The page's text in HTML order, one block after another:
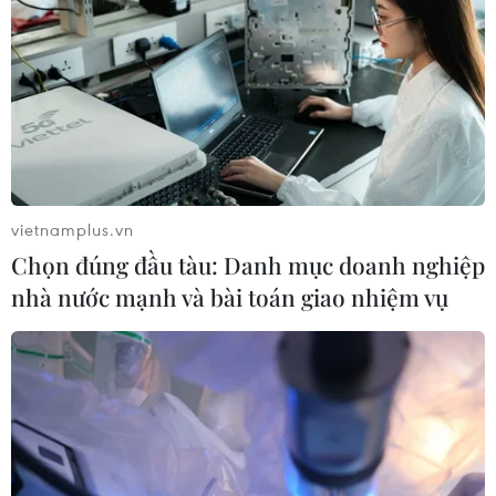
tẩy tế bào chết tự chế
13/03/2026 01:14
Pro-retinol - lựa chọn lý tưởng cho
da nhạy cảm, người mới dùng retinol
10/03/2026 23:00
Cách phục hồi mái tóc khô xơ vì tạo
kiểu, nhuộm màu
24/02/2026 23:00
Làm thế nào để cứu nguy làn da
vietnamplus.vn
Chọn đúng đầu tàu: Danh mục doanh nghiệp
nhà nước mạnh và bài toán giao nhiệm vụ